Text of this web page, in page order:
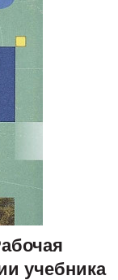
учебника